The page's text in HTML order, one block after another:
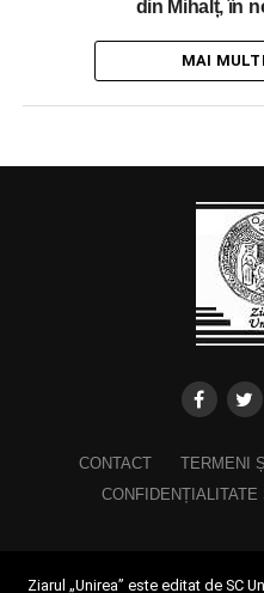
din Mihalț, în
MAI
CONTACT
TERMENI
Ziarul „Unirea” este editat de SC